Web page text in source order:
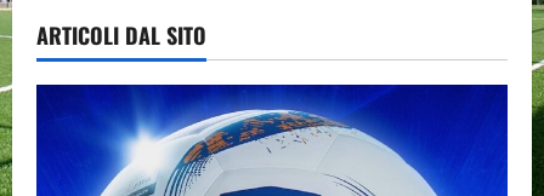
ARTICOLI DAL SITO